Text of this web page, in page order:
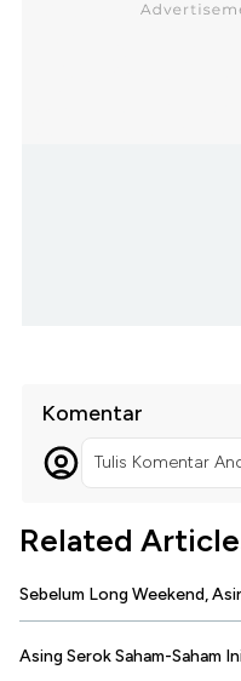
Komentar
Tulis Komentar
Related
Sebelum Long Weekend,
Asing Serok Saham-Saham